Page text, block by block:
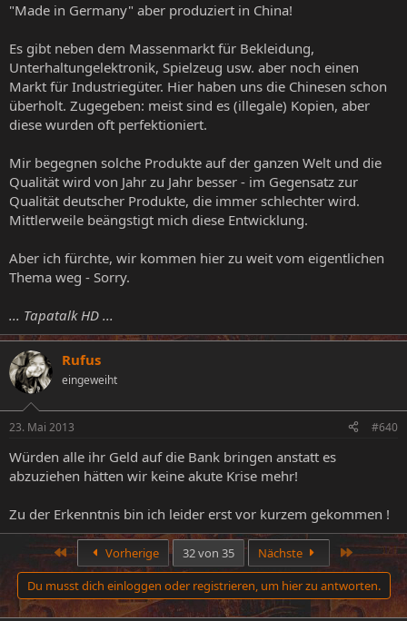
"Made in Germany" aber produziert in China!
Es gibt neben dem Massenmarkt für Bekleidung,
Unterhaltungelektronik, Spielzeug usw. aber noch einen
Markt für Industriegüter. Hier haben uns die Chinesen schon
überholt. Zugegeben: meist sind es (illegale) Kopien, aber
diese wurden oft perfektioniert.
Mir begegnen solche Produkte auf der ganzen Welt und die
Qualität wird von Jahr zu Jahr besser - im Gegensatz zur
Qualität deutscher Produkte, die immer schlechter wird.
Mittlerweile beängstigt mich diese Entwicklung.
Aber ich fürchte, wir kommen hier zu weit vom eigentlichen
Thema weg - Sorry.
... Tapatalk HD ...
Rufus
eingeweiht
23. Mai 2013 #640
Würden alle ihr Geld auf die Bank bringen anstatt es
abzuziehen hätten wir keine akute Krise mehr!
Zu der Erkenntnis bin ich leider erst vor kurzem gekommen !
Erste Vorherige 32 von 35 Nächste Letzte
Du musst dich einloggen oder registrieren, um hier zu antworten.